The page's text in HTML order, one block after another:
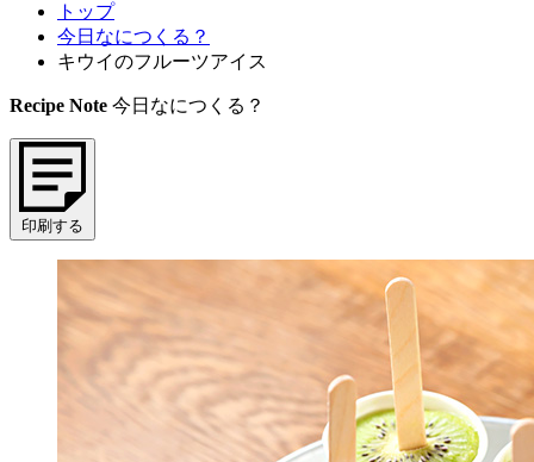
トップ
今日なにつくる？
キウイのフルーツアイス
Recipe Note 今日なにつくる？
印刷する